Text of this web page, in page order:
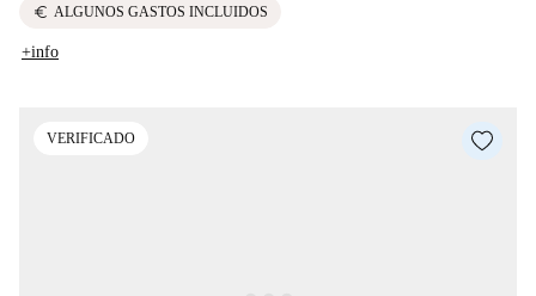
euro ALGUNOS GASTOS INCLUIDOS
+info
VERIFICADO